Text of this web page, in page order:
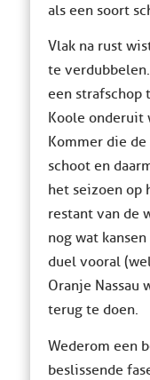
als een soort
Vlak na rust
te
een strafschop
Koole onderuit
Kommer die
schoot en
het seizoen op
restant van de
nog wat
duel vooral
Oranje Nassau
terug te doen.
Wederom een
beslissende